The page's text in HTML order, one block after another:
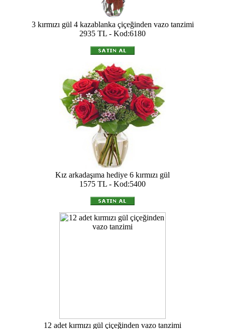
3 kırmızı gül 4 kazablanka çiçeğinden vazo tanzimi
2935 TL - Kod:6180
Kız arkadaşıma hediye 6 kırmızı gül
1575 TL - Kod:5400
12 adet kırmızı gül çiçeğinden vazo tanzimi